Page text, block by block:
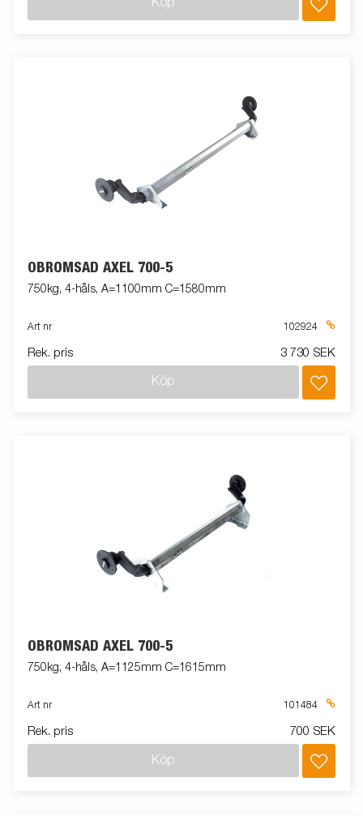
Köp
OBROMSAD AXEL 700-5
750kg, 4-håls, A=1100mm C=1580mm
Art nr 102924
Rek. pris 3 730 SEK
Köp
OBROMSAD AXEL 700-5
750kg, 4-håls, A=1125mm C=1615mm
Art nr 101484
Rek. pris 700 SEK
Köp